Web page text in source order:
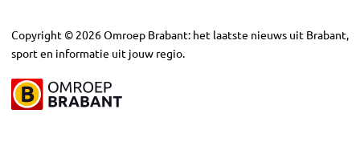
Copyright © 2026Omroep Brabant: het laatste nieuws uit Brabant,
sport en informatie uit jouw regio.